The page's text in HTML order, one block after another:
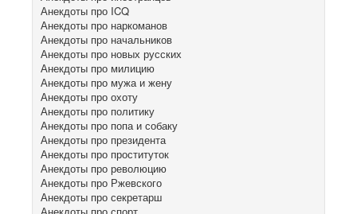
Анекдоты про ICQ
Анекдоты про наркоманов
Анекдоты про начальников
Анекдоты про новых русских
Анекдоты про милицию
Анекдоты про мужа и жену
Анекдоты про охоту
Анекдоты про политику
Анекдоты про попа и собаку
Анекдоты про президента
Анекдоты про проституток
Анекдоты про революцию
Анекдоты про Ржевского
Анекдоты про секретарш